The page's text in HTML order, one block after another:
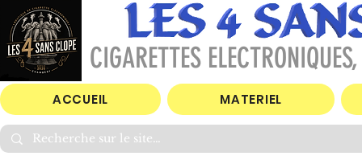
CIGARETTES
ACCUEIL MATERIEL